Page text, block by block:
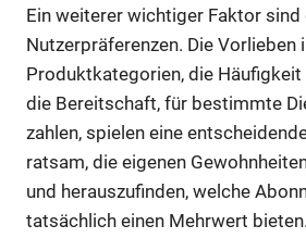
Ein weiterer wichtiger Faktor sind
Nutzerpräferenzen. Die Vorlieben
Produktkategorien, die Häufigkeit
die Bereitschaft, für bestimmte
zahlen, spielen eine
ratsam, die eigenen
und herauszufinden, welche
tatsächlich einen Mehrwert